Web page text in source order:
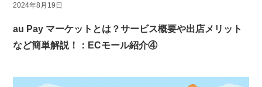
2024年8月19日
au Pay マーケットとは？サービス概要や出店メリット
など簡単解説！：ECモール紹介④